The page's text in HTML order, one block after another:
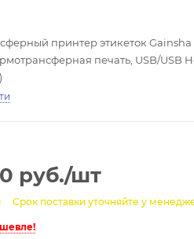
принтер этикеток Gainsha
печать, USB/USB
руб./шт
Срок поставки уточняйте у